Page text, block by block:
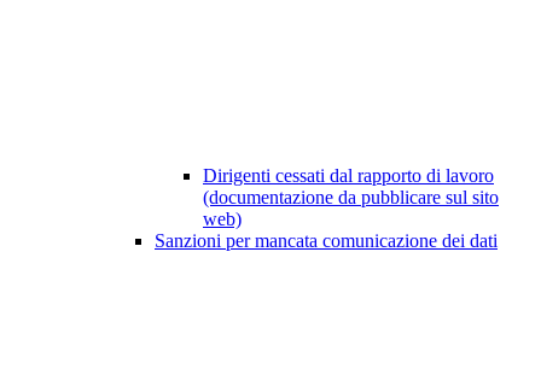
Dirigenti cessati dal rapporto di lavoro
(documentazione da pubblicare sul sito
web)
Sanzioni per mancata comunicazione dei dati